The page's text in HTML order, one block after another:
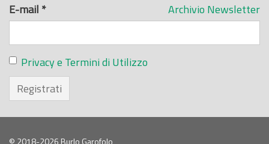
Archivio Newsletter
E-mail *
Privacy e Termini di Utilizzo
Registrati
© 2018-2026 Burlo Garofolo